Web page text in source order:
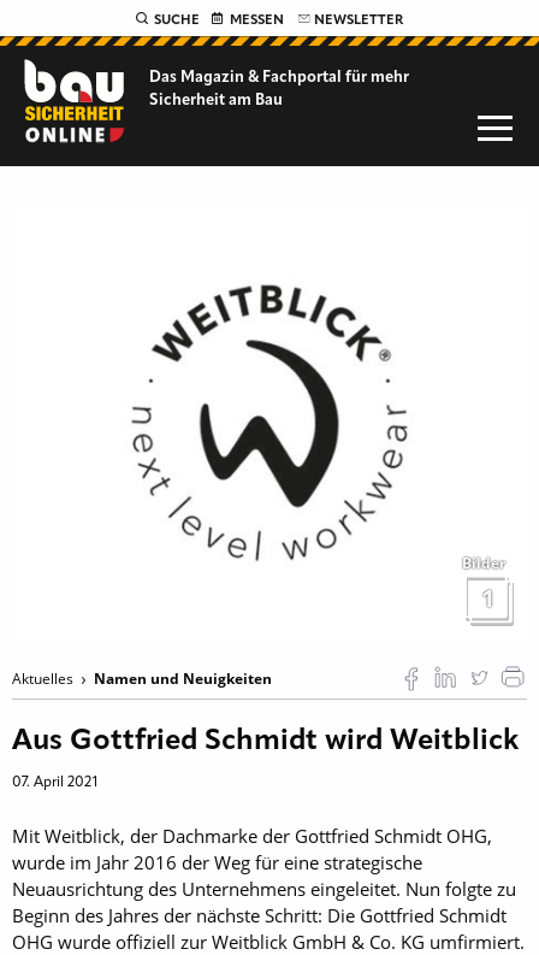
SUCHE MESSEN NEWSLETTER
Das Magazin & Fachportal für mehr
Sicherheit am Bau
Bilder
1
Aktuelles Namen und Neuigkeiten
Aus Gottfried Schmidt wird Weitblick
07. April 2021
Mit Weitblick, der Dachmarke der Gottfried Schmidt OHG,
wurde im Jahr 2016 der Weg für eine strategische
Neuausrichtung des Unternehmens eingeleitet. Nun folgte zu
Beginn des Jahres der nächste Schritt: Die Gottfried Schmidt
OHG wurde offiziell zur Weitblick GmbH & Co. KG umfirmiert.